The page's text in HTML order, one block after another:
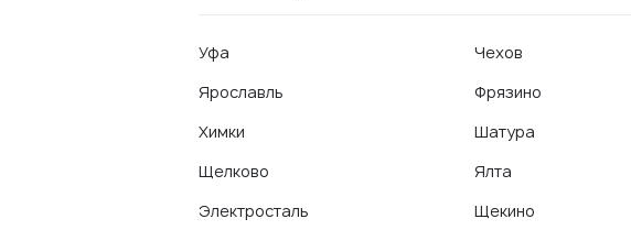
Уфа
Ярославль
Химки
Щелково
Электросталь
Чехов
Фрязино
Шатура
Ялта
Щекино